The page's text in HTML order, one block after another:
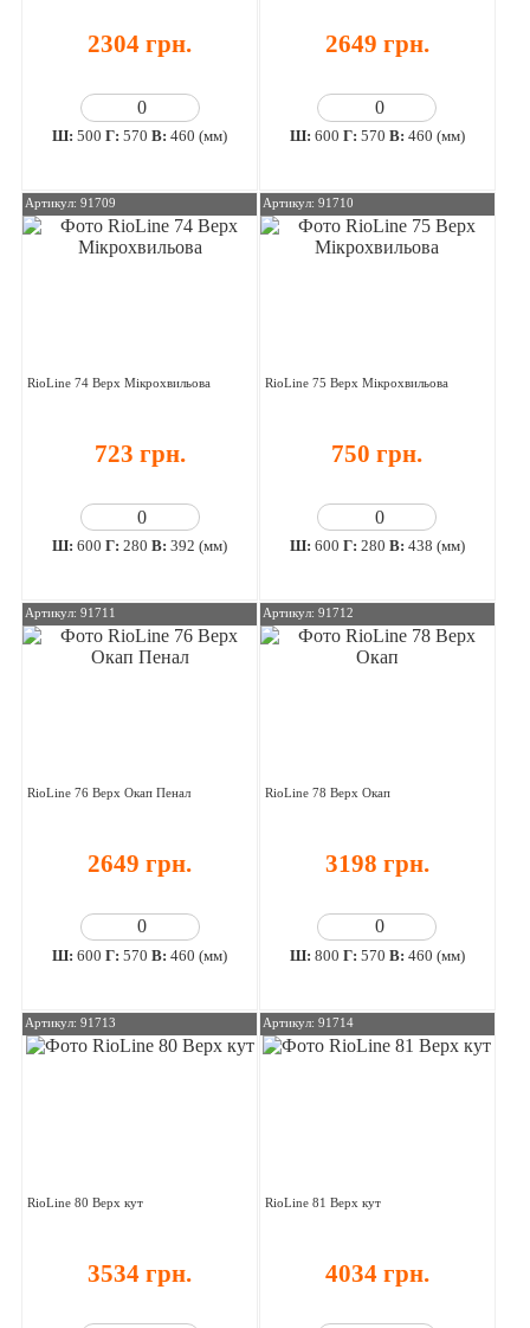
2304 грн.
Ш:500 Г:570 В:460 (мм)
2649 грн.
Ш: 600 Г: 570 В: 460 (мм)
Артикул: 91709
RioLine 74 Верх Мікрохвильова
723 грн.
Ш:600 Г:280 В:392 (мм)
Артикул: 91710
RioLine 75 Верх Мікрохвильова
750 грн.
Ш: 600 Г: 280 В: 438 (мм)
Артикул: 91711
RioLine 76 Верх Окап Пенал
2649 грн.
Ш:600 Г:570 В:460 (мм)
Артикул: 91712
RioLine 78 Верх Окап
3198 грн.
Ш: 800 Г: 570 В: 460 (мм)
Артикул: 91713
RioLine 80 Верх кут
3534 грн.
Артикул: 91714
RioLine 81 Верх кут
4034 грн.